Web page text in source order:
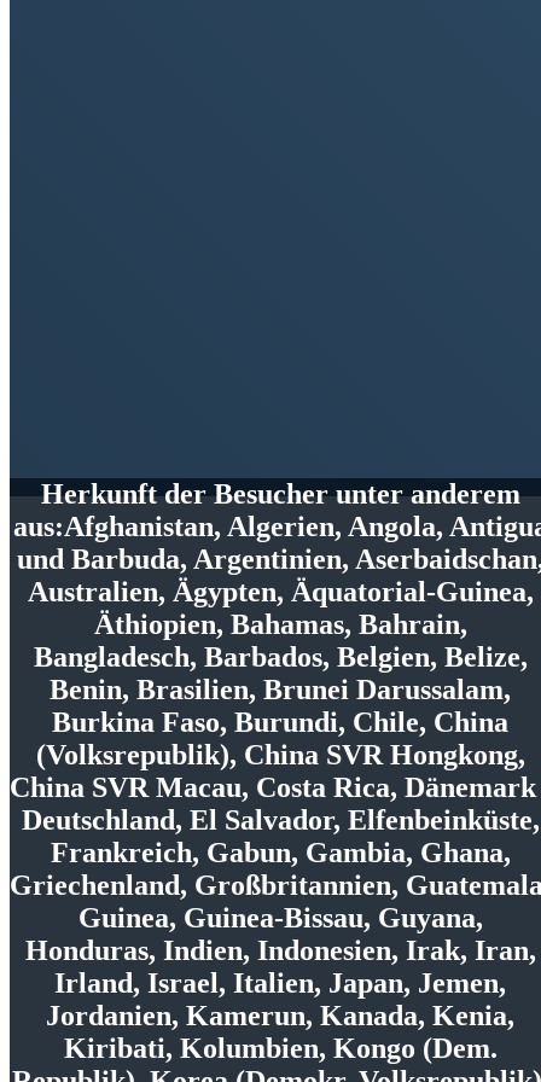
Herkunft derBesucherunter anderem
aus:Afghanistan, Algerien, Angola,
und Barbuda, Argentinien,
Australien, Ägypten, Äquatorial-Guinea,
Äthiopien, Bahamas, Bahrain,
Bangladesch, Barbados, Belgien, Belize,
Benin, Brasilien, Brunei Darussalam,
Burkina Faso, Burundi, Chile, China
(Volksrepublik), China SVR Hongkong,
China SVR Macau, Costa Rica, Dänemark
Deutschland, El Salvador, Elfenbeinküste,
Frankreich, Gabun, Gambia, Ghana,
Griechenland, Großbritannien,
Guinea, Guinea-Bissau, Guyana,
Honduras, Indien, Indonesien, Irak, Iran,
Irland, Israel, Italien, Japan, Jemen,
Jordanien, Kamerun, Kanada, Kenia,
Kiribati, Kolumbien, Kongo (Dem.